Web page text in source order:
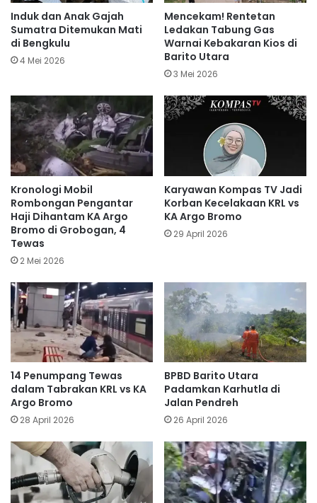
Induk dan Anak Gajah
Sumatra Ditemukan Mati
di Bengkulu
4 Mei 2026
Mencekam! Rentetan
Ledakan Tabung Gas
Warnai Kebakaran Kios di
Barito Utara
3 Mei 2026
Kronologi Mobil
Rombongan Pengantar
Haji Dihantam KA Argo
Bromo di Grobogan, 4
Tewas
2 Mei 2026
Karyawan Kompas TV Jadi
Korban Kecelakaan KRL vs
KA Argo Bromo
29 April 2026
14 Penumpang Tewas
dalam Tabrakan KRL vs KA
Argo Bromo
28 April 2026
BPBD Barito Utara
Padamkan Karhutla di
Jalan Pendreh
26 April 2026